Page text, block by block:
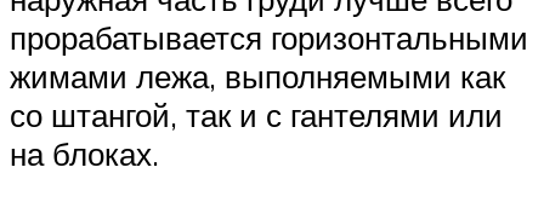
прорабатывается горизонтальными
жимами лежа, выполняемыми как
со штангой, так и с гантелями или
на блоках.